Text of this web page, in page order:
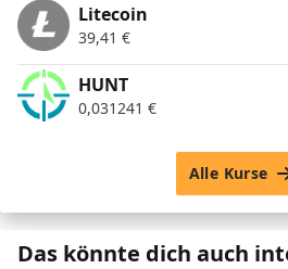
Litecoin
39,41 €
HUNT
0,031241 €
Alle Kurse
Das könnte dich auch